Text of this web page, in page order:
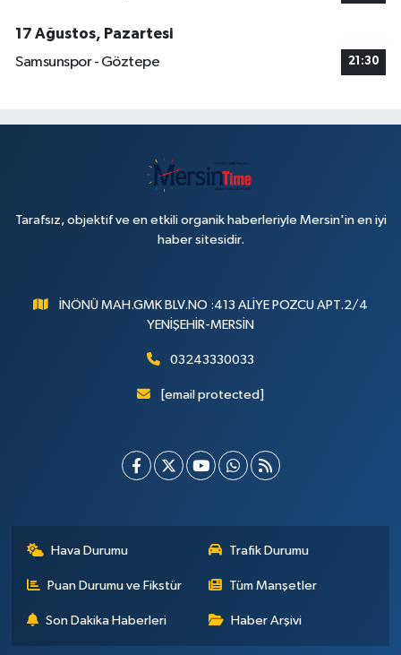
17 Ağustos, Pazartesi
Samsunspor - Göztepe
21:30
Tarafsız, objektif ve en etkili organik haberleriyle Mersin'in en iyi
haber sitesidir.
İNÖNÜ MAH.GMK BLV.NO :413 ALİYE POZCU APT.2/4
YENİŞEHİR-MERSİN
03243330033
[email protected]
Hava Durumu Trafik Durumu
Puan Durumu ve Fikstür Tüm Manşetler
Son Dakika Haberleri Haber Arşivi